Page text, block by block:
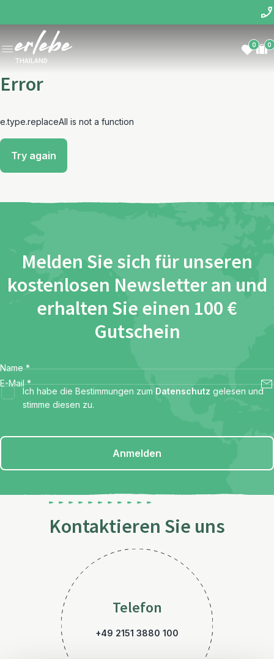
THAILAND
0 0
Error
e.type.replaceAll is not a function
Try again
Melden Sie sich für unseren
kostenlosen Newsletter an und
erhalten Sie einen 100 €
Gutschein
Name *
E-Mail *
Ich habe die Bestimmungen zum Datenschutz gelesen und
stimme diesen zu.
Anmelden
Kontaktieren Sie uns
Telefon
+49 2151 3880 100